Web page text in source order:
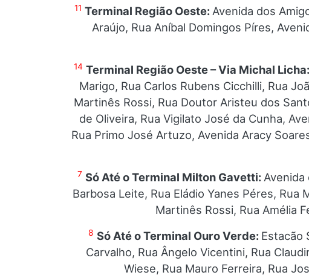
11 Terminal Região Oeste: Avenida dos
Araújo, Rua Aníbal Domingos Píres,
14 Terminal Região Oeste – Via Michal Licha:
Marigo, Rua Carlos Rubens Cicchilli, Rua
Martinês Rossi, Rua Doutor Aristeu dos
de Oliveira, Rua Vigilato José da Cunha,
Rua Primo José Artuzo, Avenida Aracy
7 Só Até o Terminal Milton Gavetti: Avenida
Barbosa Leite, Rua Eládio Yanes Péres,
Martinês Rossi, Rua Amélia
8 Só Até o Terminal Ouro Verde: Estacão
Carvalho, Rua Ângelo Vicentini, Rua
Wiese, Rua Mauro Ferreira, Rua